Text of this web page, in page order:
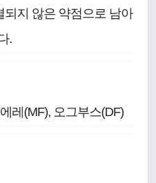
지 않은 약점으로 남아
.
레(MF), 오그부스(DF)